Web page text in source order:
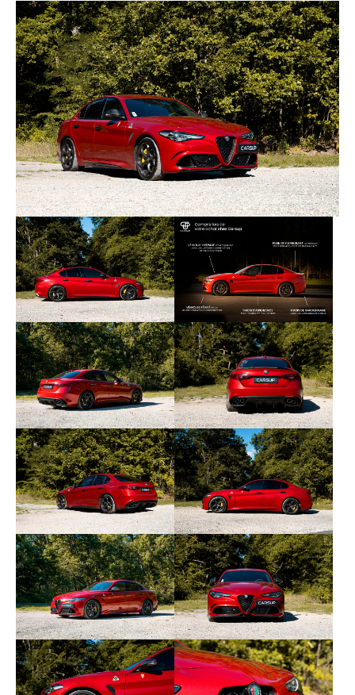
- habillages pommeau de vitesse et rétroviseurs
carbone
- système audio premium Harman Kardon
- caméra de recul
- radars de maintien dans la voie
- dispositif keyless go (ouverture/fermeture et
démarrage sans clés)...